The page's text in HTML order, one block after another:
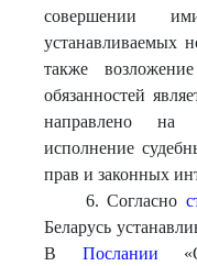
совершении
устанавливаемых
также
обязанностей
направлено на
исполнение
прав и законных
6. Согласно
Беларусь
В Послании «О